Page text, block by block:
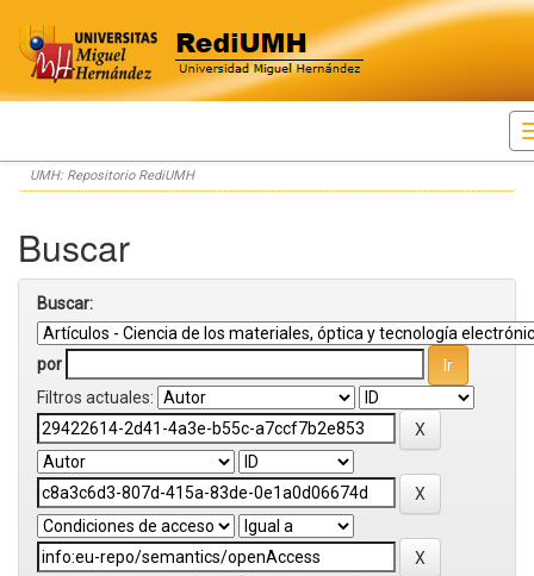
Skip
navigation
UMH: Repositorio RediUMH
Buscar
Buscar:
por
Filtros actuales: